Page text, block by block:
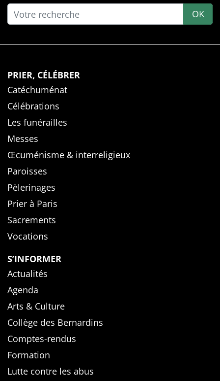
OK
PRIER, CÉLÉBRER
Catéchuménat
Célébrations
Les funérailles
Messes
Œcuménisme & interreligieux
Paroisses
Pèlerinages
Prier à Paris
Sacrements
Vocations
S’INFORMER
Actualités
Agenda
Arts & Culture
Collège des Bernardins
Comptes-rendus
Formation
Lutte contre les abus